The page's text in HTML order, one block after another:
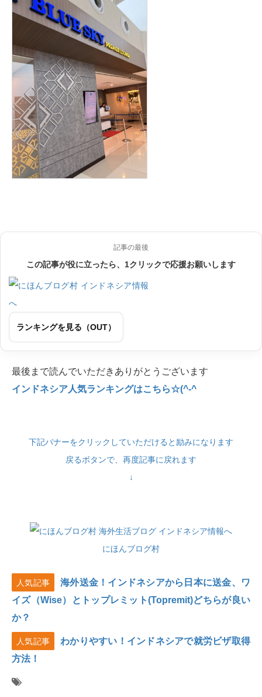
記事の最後
この記事が役に立ったら、1クリックで応援お願いします
ランキングを見る（OUT）
最後まで読んでいただきありがとうございます
インドネシア人気ランキングはこちら☆(^-^
下記バナーをクリックしていただけると励みになります
戻るボタンで、再度記事に戻れます
↓
にほんブログ村
人気記事
海外送金！インドネシアから日本に送金、ワ
イズ（Wise）とトップレミット(Topremit)どちらが良い
か？
人気記事
わかりやすい！インドネシアで就労ビザ取得
方法！